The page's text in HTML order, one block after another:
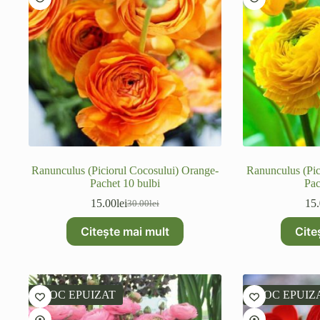
Ranunculus (Piciorul Cocosului) Orange-
Pachet 10 bulbi
30.00lei
Prețul
a
fost:
15.00leiPrețul
este:
15.00lei.
Citește mai mult
Ranunculus
STOC EPUIZAT STOC